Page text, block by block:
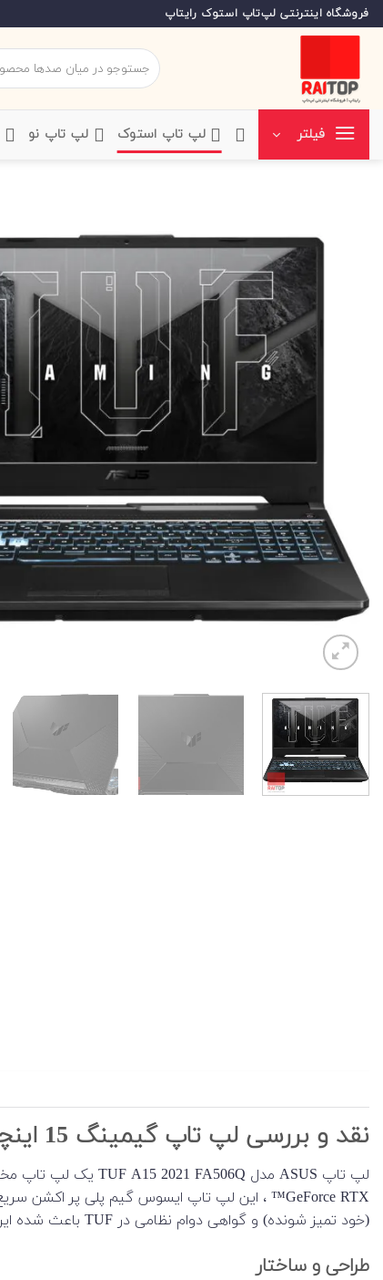
Skip
to
فروشگاه اینترنتی لپ‌تاپ استوک رایتاپ
جستجو
برای:
فیلتر ‌لپ تاپ استوک ‌لپ تاپ نو
نقد و بررسی لپ تاپ گیمینگ 15 اینچی ASUS مدل TUF A15 2021 FA506Q
(خود تمیز شونده) و گواهی دوام نظامی در TUF باعث شده این لپ تاپ برای گیمرها بسیار قابل اعتماد و محبوب شود.
طراحی و ساختار